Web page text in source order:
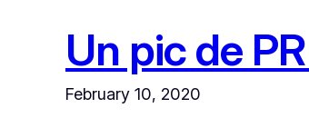
Un pic de
February 10, 2020